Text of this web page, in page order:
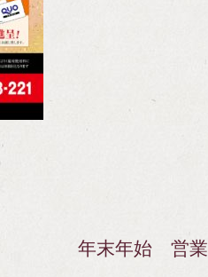
年末年始 営